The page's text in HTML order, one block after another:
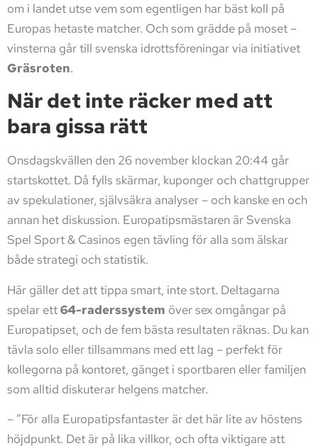
om i landet utse vem som egentligen har bäst koll på
Europas hetaste matcher. Och som grädde på moset –
vinsterna går till svenska idrottsföreningar via initiativet
Gräsroten.
När det inte räcker med att
bara gissa rätt
Onsdagskvällen den 26 november klockan 20:44 går
startskottet. Då fylls skärmar, kuponger och chattgrupper
av spekulationer, självsäkra analyser – och kanske en och
annan het diskussion. Europatipsmästaren är Svenska
Spel Sport & Casinos egen tävling för alla som älskar
både strategi och statistik.
Här gäller det att tippa smart, inte stort. Deltagarna
spelar ett64-raderssystem över sex omgångar på
Europatipset, och de fem bästa resultaten räknas. Du kan
tävla solo eller tillsammans med ett lag – perfekt för
kollegorna på kontoret, gänget i sportbaren eller familjen
som alltid diskuterar helgens matcher.
– ”För alla Europatipsfantaster är det här lite av höstens
höjdpunkt. Det är på lika villkor, och ofta viktigare att